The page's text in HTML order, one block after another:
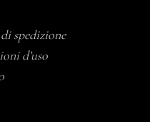
spedizione
d’uso